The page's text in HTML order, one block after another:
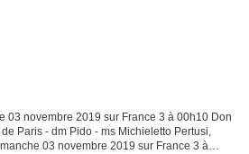
03 novembre 2019 sur France 3 à 00h10 Don
Paris - dm Pido - ms Michieletto Pertusi,
03 novembre 2019 sur France 3 à